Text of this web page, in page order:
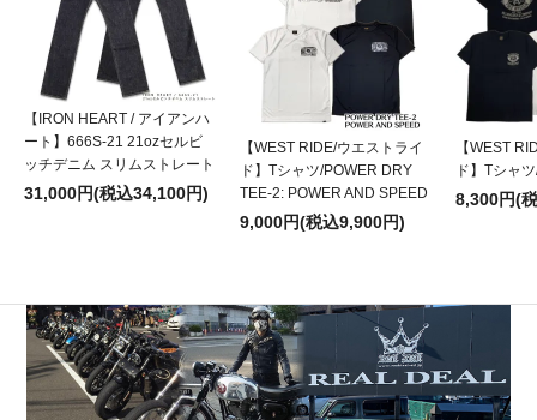
【IRON HEART / アイアンハ
ート】666S-21 21ozセルビ
ッチデニム スリムストレート
31,000円(税込34,100円)
【WEST RIDE/ウエストライ
ド】Tシャツ/POWER DRY
TEE-2: POWER AND SPEED
9,000円(税込9,900円)
【WEST
ド】Tシャ
8,300円(